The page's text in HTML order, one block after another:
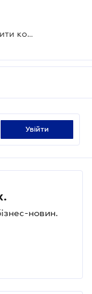
Іноземним компаніям дозволили виводити кошти від продажу цінних паперів без обмежень
увійти
новин.